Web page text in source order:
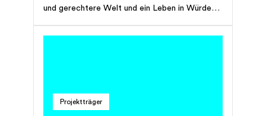
und gerechtere Welt und ein Leben in Würde
Projektträger